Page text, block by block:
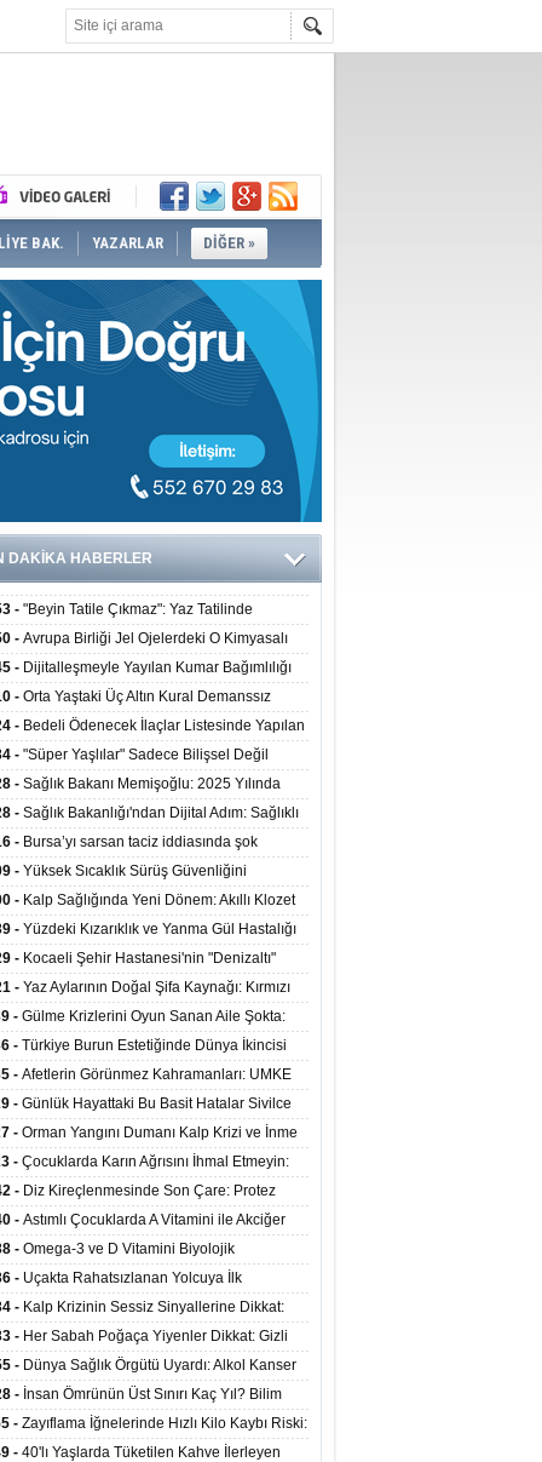
BAK. YAZARLAR DİĞER »
DAKİKA HABERLER
- "Beyin Tatile Çıkmaz": Yaz Tatilinde
Yüzde 39'u Unutulabiliyor
- Avrupa Birliği Jel Ojelerdeki O Kimyasalı
Kısırlık ve Alerji Riski Uyarısı
- Dijitalleşmeyle Yayılan Kumar Bağımlılığı
ve Aileyi Yıkıma Uğratıyor
- Orta Yaştaki Üç Altın Kural Demanssız
13 Yıl Uzatabiliyor
- Bedeli Ödenecek İlaçlar Listesinde Yapılan
Hakkında Duyuru 2026/30
- "Süper Yaşlılar" Sadece Bilişsel Değil
Olarak da Daha Sağlıklı Yaşıyor
- Sağlık Bakanı Memişoğlu: 2025 Yılında
Aşkın Kişiye Emzirme Eğitimi Verildi
- Sağlık Bakanlığı'ndan Dijital Adım: Sağlıklı
Merkezlerinde Uzaktan Sağlık Hizmeti
- Bursa’yı sarsan taciz iddiasında şok
- Yüksek Sıcaklık Sürüş Güvenliğini
40 Derecede Güvenli Sürüş Süresi 53
İniyor
- Kalp Sağlığında Yeni Dönem: Akıllı Klozet
30 Saniyede Ritim Bozukluğunu Tespit
- Yüzdeki Kızarıklık ve Yanma Gül Hastalığı
Belirtisi Olabilir
- Kocaeli Şehir Hastanesi'nin "Denizaltı"
Ünitesi Hastalara Umut Oluyor
- Yaz Aylarının Doğal Şifa Kaynağı: Kırmızı
Bağışıklığı ve Kalbi Koruyor
- Gülme Krizlerini Oyun Sanan Aile Şokta:
Çocuk 8 Kez Felç Geçirdi
- Türkiye Burun Estetiğinde Dünya İkincisi
- Afetlerin Görünmez Kahramanları: UMKE
Görev Başında
- Günlük Hayattaki Bu Basit Hatalar Sivilce
Tetikliyor
- Orman Yangını Dumanı Kalp Krizi ve İnme
Artırıyor
- Çocuklarda Karın Ağrısını İhmal Etmeyin:
Habercisi Olabilir
- Diz Kireçlenmesinde Son Çare: Protez
İle Yaşam Kalitesi Artıyor
- Astımlı Çocuklarda A Vitamini ile Akciğer
Arasında Bağlantı Bulundu
- Omega-3 ve D Vitamini Biyolojik
Yavaşlatabilir
- Uçakta Rahatsızlanan Yolcuya İlk
Sağlık Bakanı Memişoğlu'ndan Geldi
- Kalp Krizinin Sessiz Sinyallerine Dikkat:
Göğüs Ağrısıyla Gelmiyor
- Her Sabah Poğaça Yiyenler Dikkat: Gizli
ve Yağ Yükü Kalbi ve Bağırsakları Tehdit
- Dünya Sağlık Örgütü Uyardı: Alkol Kanser
Doğrudan Artırıyor
- İnsan Ömrünün Üst Sınırı Kaç Yıl? Bilim
Yeni Yaşam Süresi Modeli
- Zayıflama İğnelerinde Hızlı Kilo Kaybı Riski:
Hekim Kontrolü Şart Diyor
- 40'lı Yaşlarda Tüketilen Kahve İlerleyen